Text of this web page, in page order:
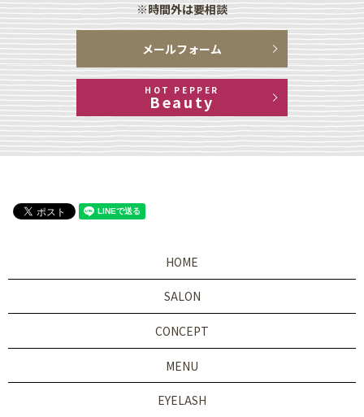
※時間外は要相談
メールフォーム
HOT PEPPER
Beauty
HOME
SALON
CONCEPT
MENU
EYELASH